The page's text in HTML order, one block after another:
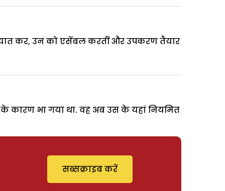
कर, उन को एसेंबल करतीं और उपकरण तैयार
कारण भा गया था. वह अब उस के यहां नियमित
सब्सक्राइब करें